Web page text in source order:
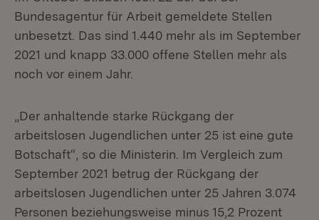
Bundesagentur für Arbeit gemeldete Stellen
unbesetzt. Das sind 1.440 mehr als im September
2021 und knapp 33.000 offene Stellen mehr als
noch vor einem Jahr.
„Der anhaltende starke Rückgang der
arbeitslosen Jugendlichen unter 25 ist eine gute
Botschaft“, so die Ministerin. Im Vergleich zum
September 2021 betrug der Rückgang der
arbeitslosen Jugendlichen unter 25 Jahren 3.074
Personen beziehungsweise minus 15,2 Prozent